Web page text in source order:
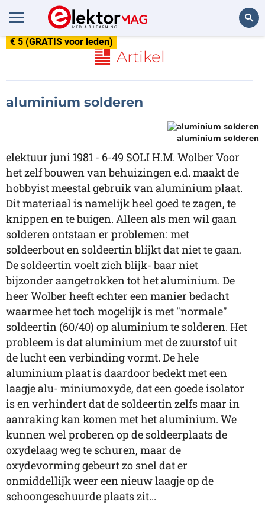
€ 5 (GRATIS voor leden)
Artikel
aluminium solderen
aluminium solderen
elektuur juni 1981 - 6-49 SOLI H.M. Wolber Voor
het zelf bouwen van behuizingen e.d. maakt de
hobbyist meestal gebruik van aluminium plaat.
Dit materiaal is namelijk heel goed te zagen, te
knippen en te buigen. Alleen als men wil gaan
solderen ontstaan er problemen: met
soldeerbout en soldeertin blijkt dat niet te gaan.
De soldeertin voelt zich blijk- baar niet
bijzonder aangetrokken tot het aluminium. De
heer Wolber heeft echter een manier bedacht
waarmee het toch mogelijk is met "normale"
soldeertin (60/40) op aluminium te solderen. Het
probleem is dat aluminium met de zuurstof uit
de lucht een verbinding vormt. De hele
aluminium plaat is daardoor bedekt met een
laagje alu- miniumoxyde, dat een goede isolator
is en verhindert dat de soldeertin zelfs maar in
aanraking kan komen met het aluminium. We
kunnen wel proberen op de soldeerplaats de
oxydelaag weg te schuren, maar de
oxydevorming gebeurt zo snel dat er
onmiddellijk weer een nieuw laagje op de
schoongeschuurde plaats zit...